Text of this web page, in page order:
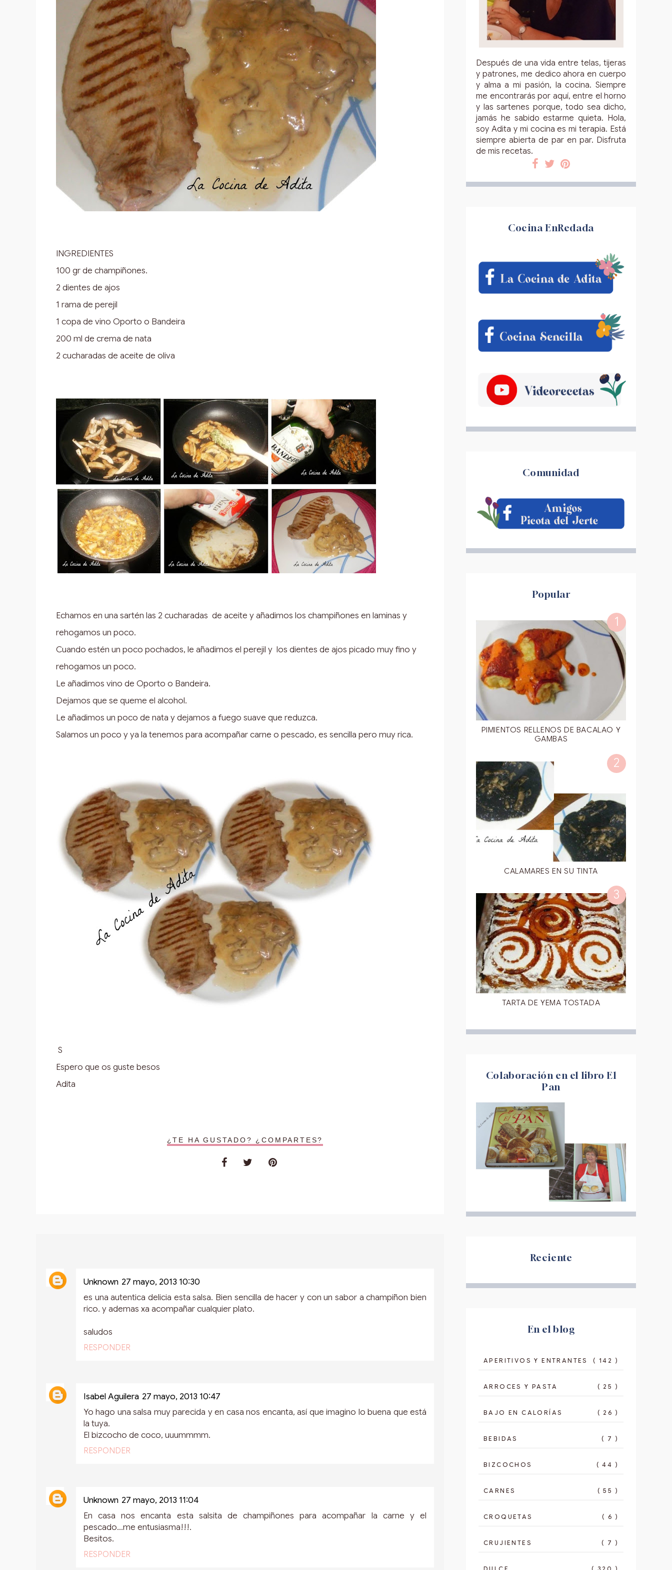
INGREDIENTES
100 gr de champiñones.
2 dientes de ajos
1 rama de perejil
1 copa de vino Oporto o Bandeira
200 ml de crema de nata
2 cucharadas de aceite de oliva
Echamos en una sartén las 2 cucharadas de aceite y añadimos los champiñones en laminas y
rehogamos un poco.
Cuando estén un poco pochados, le añadimos el perejil y los dientes de ajos picado muy fino y
rehogamos un poco.
Le añadimos vino de Oporto o Bandeira.
Dejamos que se queme el alcohol.
Le añadimos un poco de nata y dejamos a fuego suave que reduzca.
Salamos un poco y ya la tenemos para acompañar carne o pescado, es sencilla pero muy rica.
S
Espero que os guste besos
Adita
¿TE HA GUSTADO? ¿COMPARTES?
Unknown 27 mayo, 2013 10:30
es una autentica delicia esta salsa. Bien sencilla de hacer y con un sabor a champiñon bien
rico. y ademas xa acompañar cualquier plato.
saludos
RESPONDER
Isabel Aguilera 27 mayo, 2013 10:47
Yo hago una salsa muy parecida y en casa nos encanta, así que imagino lo buena que está
la tuya.
El bizcocho de coco, uuummmm.
RESPONDER
Unknown 27 mayo, 2013 11:04
En casa nos encanta esta salsita de champiñones para acompañar la carne y el
pescado...me entusiasma!!!.
Besitos.
RESPONDER
Después de una vida entre telas, tijeras
y patrones, me dedico ahora en cuerpo
y alma a mi pasión, la cocina. Siempre
me encontrarás por aquí, entre el horno
y las sartenes porque, todo sea dicho,
jamás he sabido estarme quieta. Hola,
soy Adita y mi cocina es mi terapia. Está
siempre abierta de par en par. Disfruta
de mis recetas.
Cocina EnRedada
Comunidad
Popular
PIMIENTOS RELLENOS DE BACALAO Y
GAMBAS
CALAMARES EN SU TINTA
TARTA DE YEMA TOSTADA
Colaboración en el libro El
Pan
Reciente
En el blog
APERITIVOS Y ENTRANTES ( 142 )
ARROCES Y PASTA ( 25 )
BAJO EN CALORÍAS ( 26 )
BEBIDAS ( 7 )
BIZCOCHOS ( 44 )
CARNES ( 55 )
CROQUETAS ( 6 )
CRUJIENTES ( 7 )